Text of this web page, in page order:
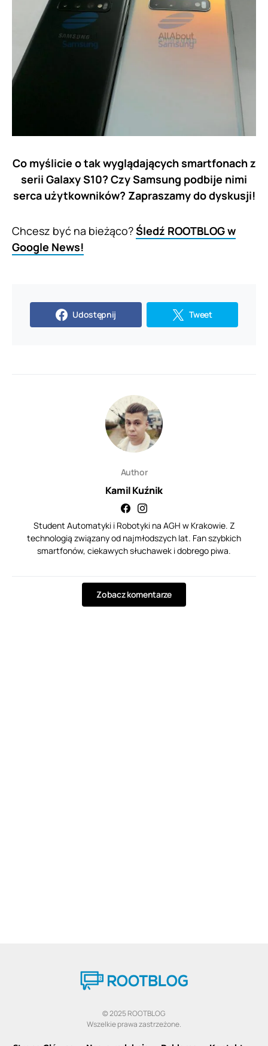
Co myślicie o tak wyglądających smartfonach z
serii Galaxy S10? Czy Samsung podbije nimi
serca użytkowników? Zapraszamy do dyskusji!
Chcesz być na bieżąco?Śledź ROOTBLOG w
Google News!
Udostępnij Tweet
Author
Kamil Kuźnik
Student Automatyki i Robotyki na AGH w Krakowie. Z
technologią związany od najmłodszych lat. Fan szybkich
smartfonów, ciekawych słuchawek i dobrego piwa.
Zobacz komentarze
© 2025 ROOTBLOG
Wszelkie prawa zastrzeżone.